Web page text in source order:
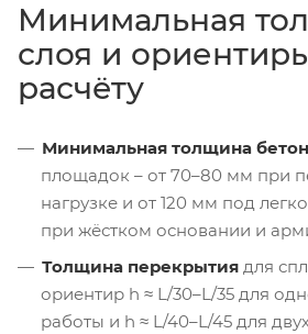
Минимальная
слоя и
расчёту
Минимальная толщина
площадок – от 70–80 мм при
нагрузке и от 120 мм под
при жёстком основании и
Толщина перекрытия для
ориентир h ≈ L/30–L/35 для
работы и h ≈ L/40–L/45 для